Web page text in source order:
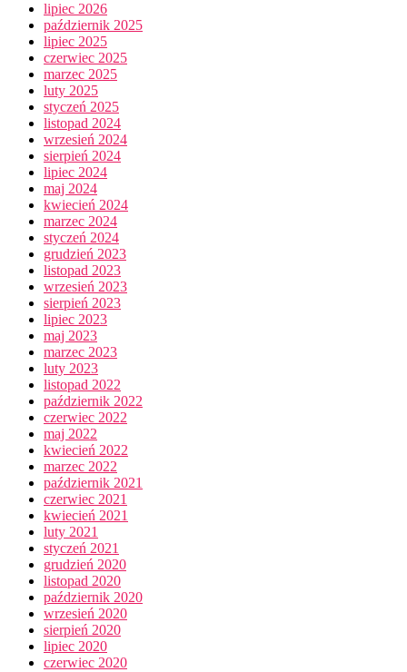
lipiec 2026
październik 2025
lipiec 2025
czerwiec 2025
marzec 2025
luty 2025
styczeń 2025
listopad 2024
wrzesień 2024
sierpień 2024
lipiec 2024
maj 2024
kwiecień 2024
marzec 2024
styczeń 2024
grudzień 2023
listopad 2023
wrzesień 2023
sierpień 2023
lipiec 2023
maj 2023
marzec 2023
luty 2023
listopad 2022
październik 2022
czerwiec 2022
maj 2022
kwiecień 2022
marzec 2022
październik 2021
czerwiec 2021
kwiecień 2021
luty 2021
styczeń 2021
grudzień 2020
listopad 2020
październik 2020
wrzesień 2020
sierpień 2020
lipiec 2020
czerwiec 2020